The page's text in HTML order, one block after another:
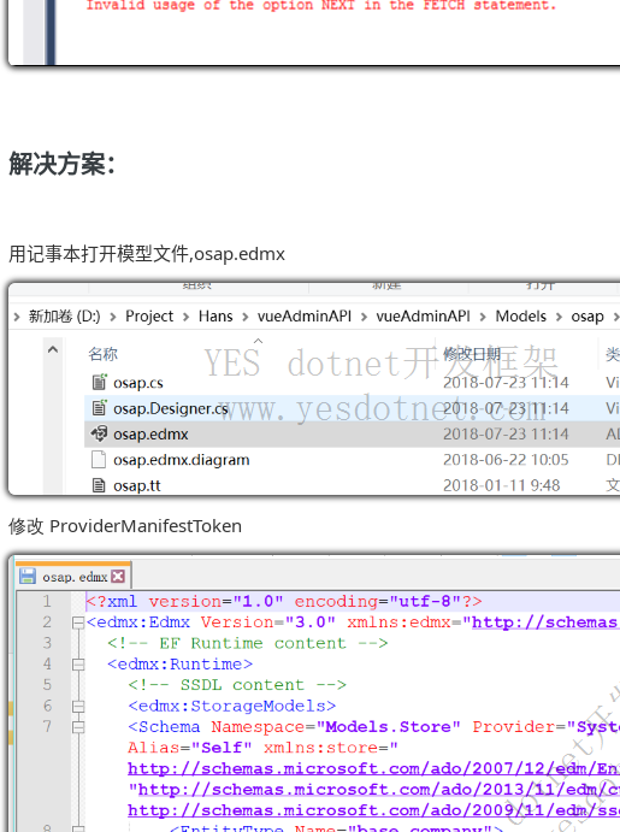
解决方案：
用记事本打开模型文件,osap.edmx
修改 ProviderManifestToken